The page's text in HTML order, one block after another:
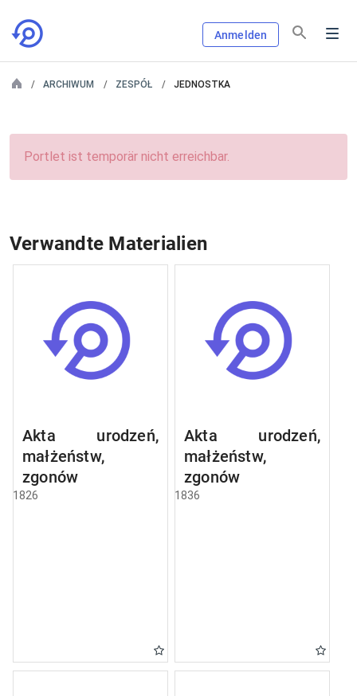
Anmelden
ARCHIWUM ZESPÓŁ JEDNOSTKA
Portlet ist temporär nicht erreichbar.
Verwandte Materialien
Akta urodzeń,
małżeństw,
zgonów
1826
Akta urodzeń,
małżeństw,
zgonów
1836